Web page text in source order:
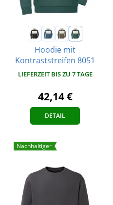
Hoodie mit
Kontraststreifen 8051
LIEFERZEIT BIS ZU 7 TAGE
42,14 €
DETAIL
Nachhaltiger